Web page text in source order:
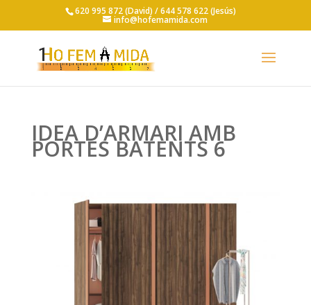
620 995 872 (David) /644 578 622 (Jesús)
info@hofemamida.com
IDEA D’ARMARI AMB
PORTES BATENTS 6